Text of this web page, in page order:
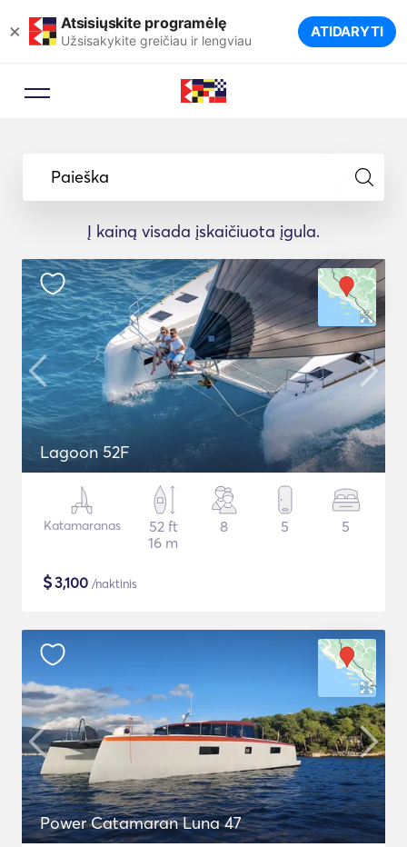
× Atsisiųskite programėlę
Užsisakykite greičiau ir lengviau ATIDARYTI
Paieška
Į kainą visada įskaičiuota įgula.
Lagoon 52F
Katamaranas
52 ft
16 m
8 5 5
$3,100 /naktinis
Power Catamaran Luna 47